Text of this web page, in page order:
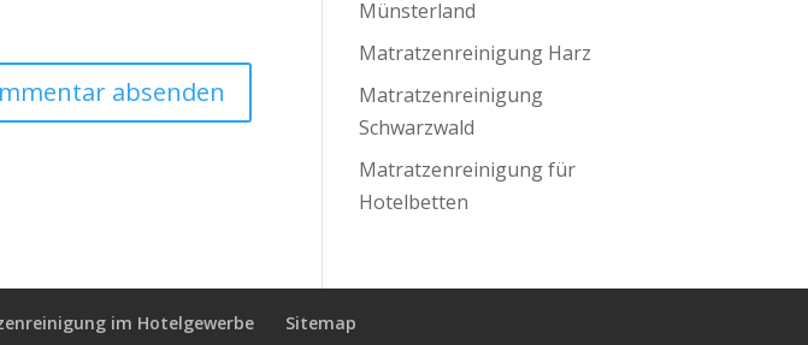
Münsterland
Matratzenreinigung Harz
Matratzenreinigung
Schwarzwald
Matratzenreinigung für
Hotelbetten
im Hotelgewerbe Sitemap